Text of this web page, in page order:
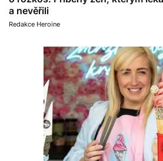
a nevěřili
Redakce Heroine